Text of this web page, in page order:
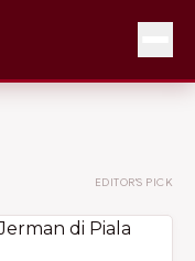
EDITOR'S PICK